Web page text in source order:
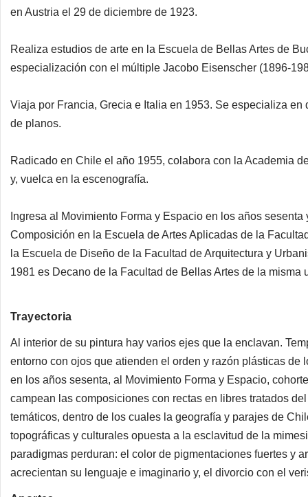
en Austria el 29 de diciembre de 1923.
Realiza estudios de arte en la Escuela de Bellas Artes de
especialización con el múltiple Jacobo Eisenscher (1896-
Viaja por Francia, Grecia e Italia en 1953. Se especializa
de planos.
Radicado en Chile el año 1955, colabora con la Academia
y, vuelca en la escenografía.
Ingresa al Movimiento Forma y Espacio en los años
Composición en la Escuela de Artes Aplicadas de la
la Escuela de Diseño de la Facultad de Arquitectura y
1981 es Decano de la Facultad de Bellas Artes de la misma
Trayectoria
Al interior de su pintura hay varios ejes que la enclavan.
entorno con ojos que atienden el orden y razón plásticas
en los años sesenta, al Movimiento Forma y Espacio,
campean las composiciones con rectas en libres tratados
temáticos, dentro de los cuales la geografía y parajes de
topográficas y culturales opuesta a la esclavitud de la
paradigmas perduran: el color de pigmentaciones fuertes y
acrecientan su lenguaje e imaginario y, el divorcio con el